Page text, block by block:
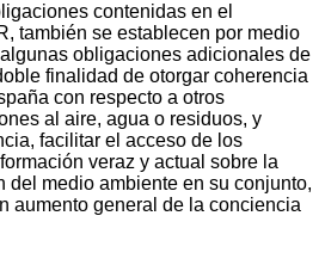
contenidas en el
también se establecen por medio
obligaciones adicionales de
finalidad de otorgar coherencia
con respecto a otros
al aire, agua o residuos, y
facilitar el acceso de los
veraz y actual sobre la
del medio ambiente en su conjunto,
aumento general de la conciencia